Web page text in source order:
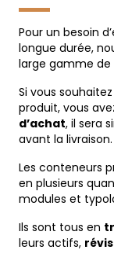
Pour un besoin
longue durée,
large gamme de
Si vous
produit, vous
d’achat, il sera
avant la livraison.
Les conteneurs
en plusieurs
modules et
Ils sont tous en
leurs actifs,